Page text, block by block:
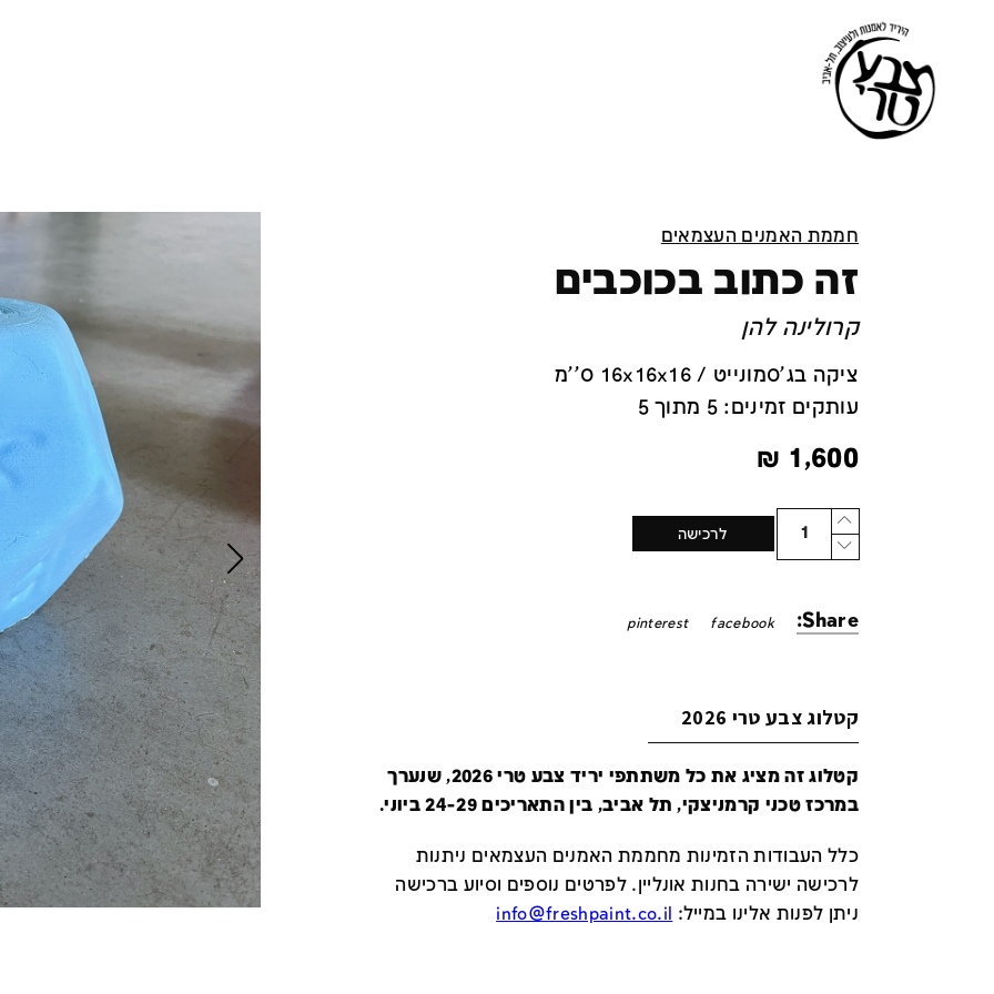
חממת האמנים העצמאים
זה כתוב בכוכבים
קרולינה להן
ציקה בג’סמונייט / 16x16x16 ס''מ
עותקים זמינים: 5 מתוך 5
1,600
₪
Quantity
לרכישה
Share:
facebook
pinterest
קטלוג צבע טרי 2026
קטלוג זה מציג את כל משתתפי יריד צבע טרי 2026, שנערך
במרכז טכני קרמניצקי, תל אביב, בין התאריכים 24-29 ביוני.
כלל העבודות הזמינות מחממת האמנים העצמאים ניתנות
לרכישה ישירה בחנות אונליין.לפרטים נוספים וסיוע ברכישה
ניתן לפנות אלינו במייל:
info@freshpaint.co.il